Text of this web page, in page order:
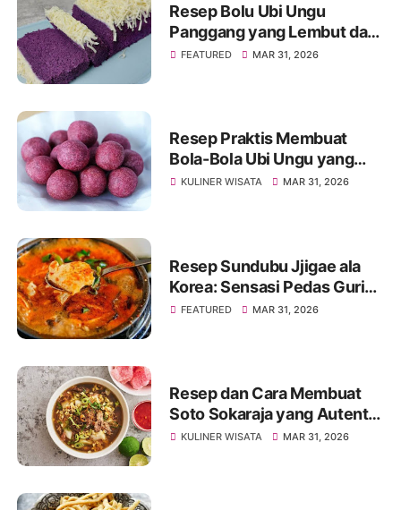
Resep Bolu Ubi Ungu
Panggang yang Lembut dan
Mengembang Sempurna
FEATURED MAR 31, 2026
Resep Praktis Membuat
Bola-Bola Ubi Ungu yang
Manis dan Renyah
KULINER WISATA MAR 31, 2026
Resep Sundubu Jjigae ala
Korea: Sensasi Pedas Gurih
yang Menghangatkan Tubuh
FEATURED MAR 31, 2026
Resep dan Cara Membuat
Soto Sokaraja yang Autentik
dan Lezat
KULINER WISATA MAR 31, 2026